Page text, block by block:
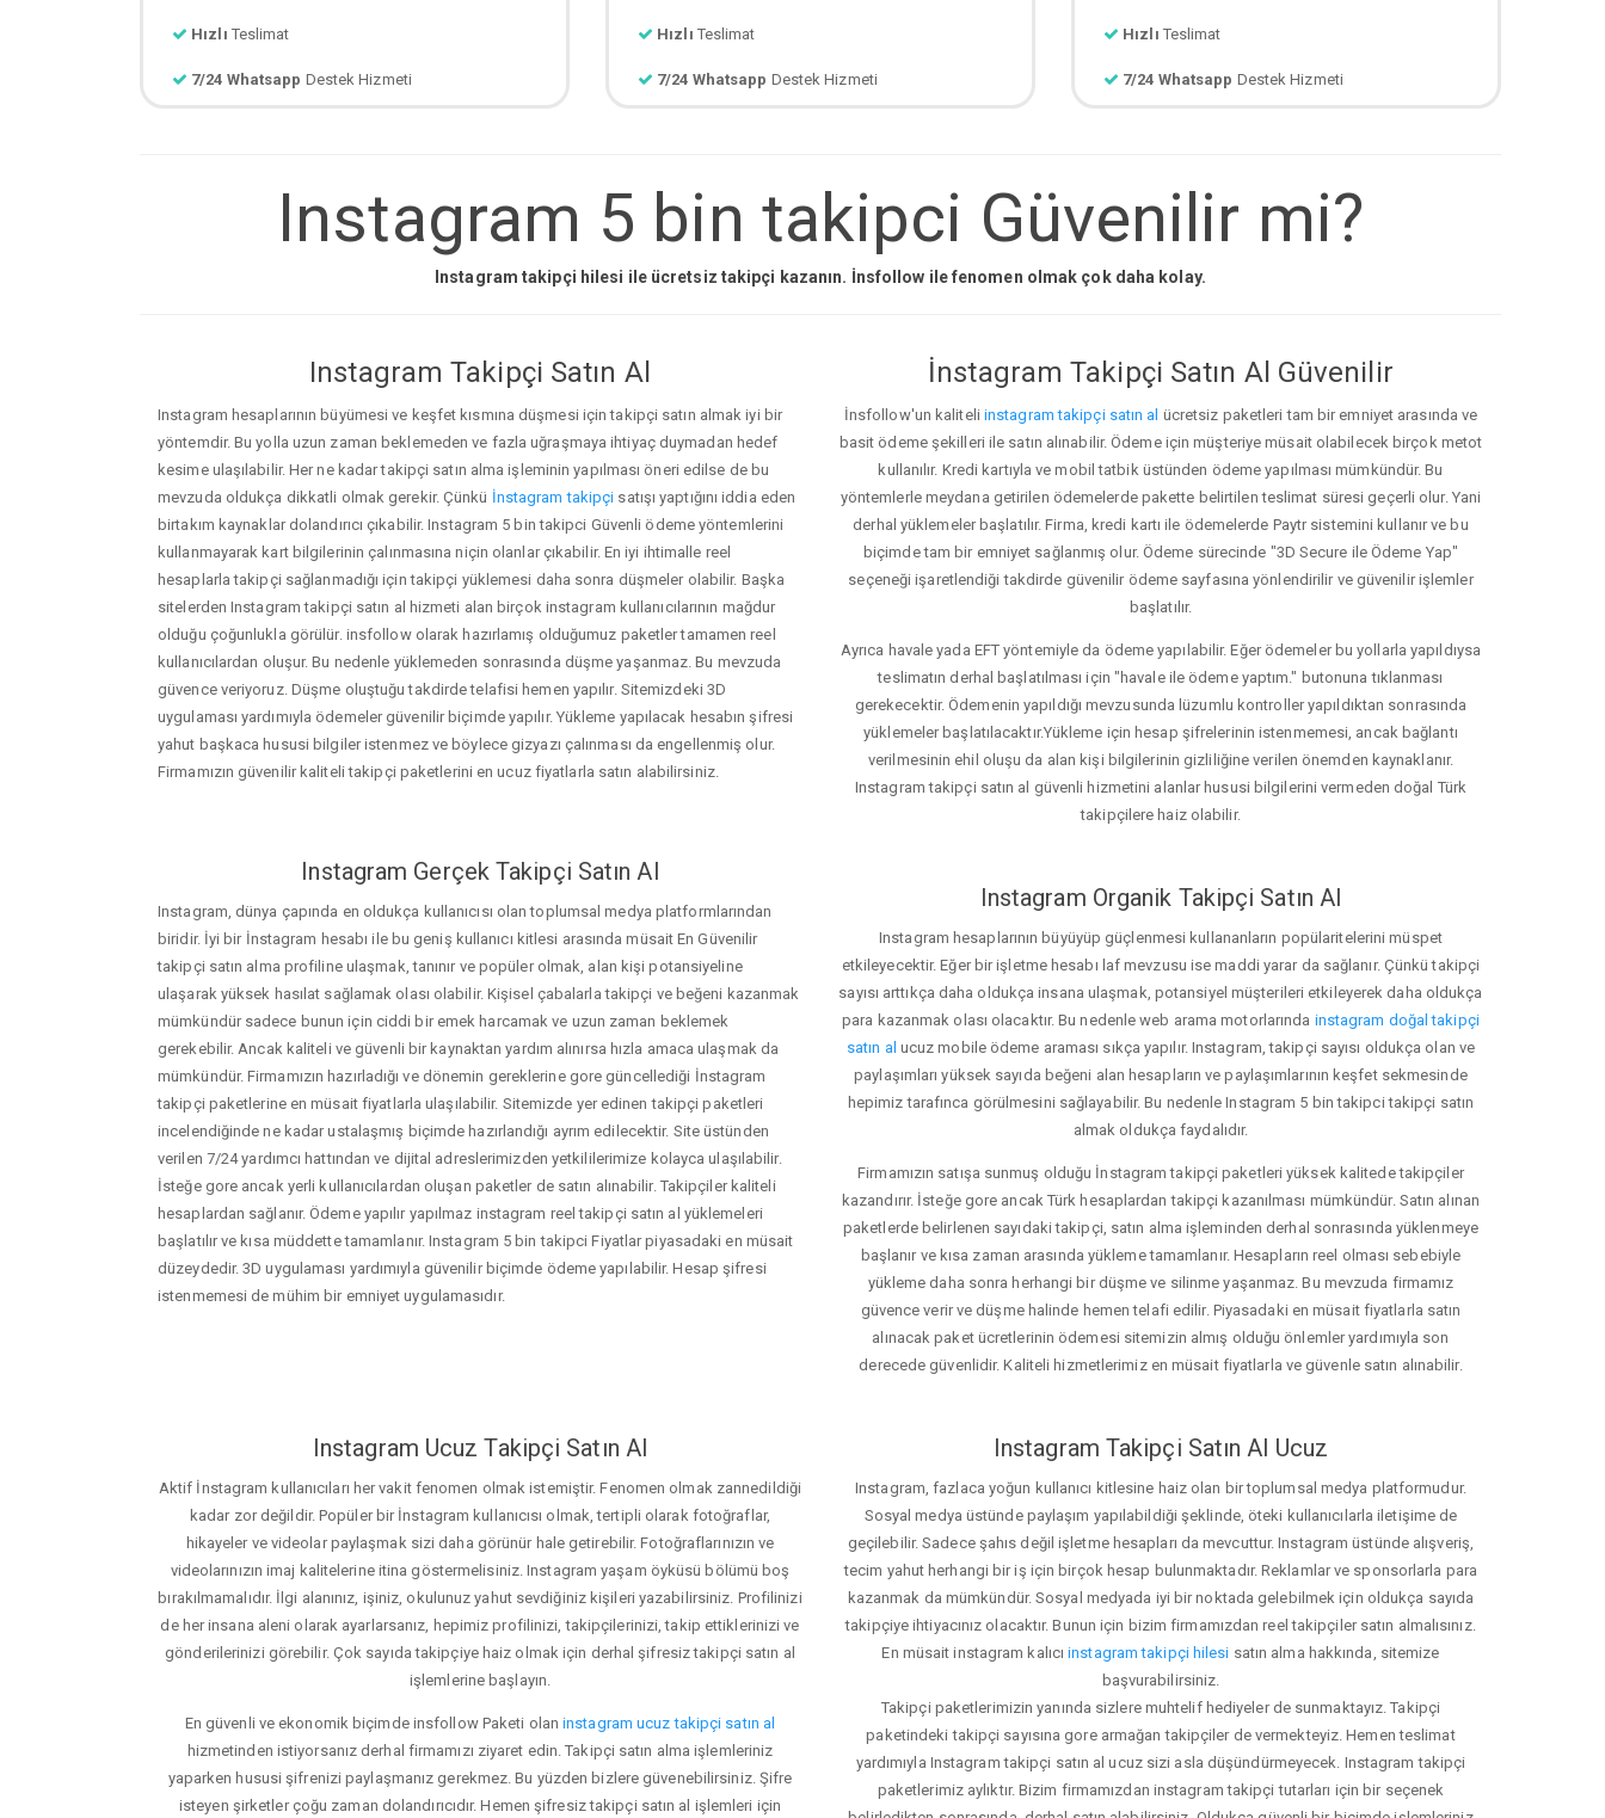
Hızlı Teslimat
7/24 Whatsapp Destek Hizmeti
Hızlı Teslimat
7/24 Whatsapp Destek Hizmeti
Hızlı Teslimat
7/24 Whatsapp Destek Hizmeti
Instagram 5 bin takipci Güvenilir mi?
Instagram takipçi hilesi ile ücretsiz takipçi kazanın. İnsfollow ile fenomen olmak çok daha kolay.
Instagram Takipçi Satın Al
Instagram hesaplarının büyümesi ve keşfet kısmına düşmesi için takipçi satın almak iyi bir
yöntemdir. Bu yolla uzun zaman beklemeden ve fazla uğraşmaya ihtiyaç duymadan hedef
kesime ulaşılabilir. Her ne kadar takipçi satın alma işleminin yapılması öneri edilse de bu
mevzuda oldukça dikkatli olmak gerekir. Çünkü İnstagram takipçi satışı yaptığını iddia eden
birtakım kaynaklar dolandırıcı çıkabilir. Instagram 5 bin takipci Güvenli ödeme yöntemlerini
kullanmayarak kart bilgilerinin çalınmasına niçin olanlar çıkabilir. En iyi ihtimalle reel
hesaplarla takipçi sağlanmadığı için takipçi yüklemesi daha sonra düşmeler olabilir. Başka
sitelerden Instagram takipçi satın al hizmeti alan birçok instagram kullanıcılarının mağdur
olduğu çoğunlukla görülür. insfollow olarak hazırlamış olduğumuz paketler tamamen reel
kullanıcılardan oluşur. Bu nedenle yüklemeden sonrasında düşme yaşanmaz. Bu mevzuda
güvence veriyoruz. Düşme oluştuğu takdirde telafisi hemen yapılır. Sitemizdeki 3D
uygulaması yardımıyla ödemeler güvenilir biçimde yapılır. Yükleme yapılacak hesabın şifresi
yahut başkaca hususi bilgiler istenmez ve böylece gizyazı çalınması da engellenmiş olur.
Firmamızın güvenilir kaliteli takipçi paketlerini en ucuz fiyatlarla satın alabilirsiniz.
İnstagram Takipçi Satın Al Güvenilir
İnsfollow'un kaliteli instagram takipçi satın al ücretsiz paketleri tam bir emniyet arasında ve
basit ödeme şekilleri ile satın alınabilir. Ödeme için müşteriye müsait olabilecek birçok metot
kullanılır. Kredi kartıyla ve mobil tatbik üstünden ödeme yapılması mümkündür. Bu
yöntemlerle meydana getirilen ödemelerde pakette belirtilen teslimat süresi geçerli olur. Yani
derhal yüklemeler başlatılır. Firma, kredi kartı ile ödemelerde Paytr sistemini kullanır ve bu
biçimde tam bir emniyet sağlanmış olur. Ödeme sürecinde "3D Secure ile Ödeme Yap"
seçeneği işaretlendiği takdirde güvenilir ödeme sayfasına yönlendirilir ve güvenilir işlemler
başlatılır.
Ayrıca havale yada EFT yöntemiyle da ödeme yapılabilir. Eğer ödemeler bu yollarla yapıldıysa
teslimatın derhal başlatılması için "havale ile ödeme yaptım." butonuna tıklanması
gerekecektir. Ödemenin yapıldığı mevzusunda lüzumlu kontroller yapıldıktan sonrasında
yüklemeler başlatılacaktır.Yükleme için hesap şifrelerinin istenmemesi, ancak bağlantı
verilmesinin ehil oluşu da alan kişi bilgilerinin gizliliğine verilen önemden kaynaklanır.
Instagram takipçi satın al güvenli hizmetini alanlar hususi bilgilerini vermeden doğal Türk
takipçilere haiz olabilir.
Instagram Gerçek Takipçi Satın Al
Instagram, dünya çapında en oldukça kullanıcısı olan toplumsal medya platformlarından
biridir. İyi bir İnstagram hesabı ile bu geniş kullanıcı kitlesi arasında müsait En Güvenilir
takipçi satın alma profiline ulaşmak, tanınır ve popüler olmak, alan kişi potansiyeline
ulaşarak yüksek hasılat sağlamak olası olabilir. Kişisel çabalarla takipçi ve beğeni kazanmak
mümkündür sadece bunun için ciddi bir emek harcamak ve uzun zaman beklemek
gerekebilir. Ancak kaliteli ve güvenli bir kaynaktan yardım alınırsa hızla amaca ulaşmak da
mümkündür. Firmamızın hazırladığı ve dönemin gereklerine gore güncellediği İnstagram
takipçi paketlerine en müsait fiyatlarla ulaşılabilir. Sitemizde yer edinen takipçi paketleri
incelendiğinde ne kadar ustalaşmış biçimde hazırlandığı ayrım edilecektir. Site üstünden
verilen 7/24 yardımcı hattından ve dijital adreslerimizden yetkililerimize kolayca ulaşılabilir.
İsteğe gore ancak yerli kullanıcılardan oluşan paketler de satın alınabilir. Takipçiler kaliteli
hesaplardan sağlanır. Ödeme yapılır yapılmaz instagram reel takipçi satın al yüklemeleri
başlatılır ve kısa müddette tamamlanır. Instagram 5 bin takipci Fiyatlar piyasadaki en müsait
düzeydedir. 3D uygulaması yardımıyla güvenilir biçimde ödeme yapılabilir. Hesap şifresi
istenmemesi de mühim bir emniyet uygulamasıdır.
Instagram Organik Takipçi Satın Al
Instagram hesaplarının büyüyüp güçlenmesi kullananların popülaritelerini müspet
etkileyecektir. Eğer bir işletme hesabı laf mevzusu ise maddi yarar da sağlanır. Çünkü takipçi
sayısı arttıkça daha oldukça insana ulaşmak, potansiyel müşterileri etkileyerek daha oldukça
para kazanmak olası olacaktır. Bu nedenle web arama motorlarında instagram doğal takipçi
satın al ucuz mobile ödeme araması sıkça yapılır. Instagram, takipçi sayısı oldukça olan ve
paylaşımları yüksek sayıda beğeni alan hesapların ve paylaşımlarının keşfet sekmesinde
hepimiz tarafınca görülmesini sağlayabilir. Bu nedenle Instagram 5 bin takipci takipçi satın
almak oldukça faydalıdır.
Firmamızın satışa sunmuş olduğu İnstagram takipçi paketleri yüksek kalitede takipçiler
kazandırır. İsteğe gore ancak Türk hesaplardan takipçi kazanılması mümkündür. Satın alınan
paketlerde belirlenen sayıdaki takipçi, satın alma işleminden derhal sonrasında yüklenmeye
başlanır ve kısa zaman arasında yükleme tamamlanır. Hesapların reel olması sebebiyle
yükleme daha sonra herhangi bir düşme ve silinme yaşanmaz. Bu mevzuda firmamız
güvence verir ve düşme halinde hemen telafi edilir. Piyasadaki en müsait fiyatlarla satın
alınacak paket ücretlerinin ödemesi sitemizin almış olduğu önlemler yardımıyla son
derecede güvenlidir. Kaliteli hizmetlerimiz en müsait fiyatlarla ve güvenle satın alınabilir.
Instagram Ucuz Takipçi Satın Al
Aktif İnstagram kullanıcıları her vakit fenomen olmak istemiştir. Fenomen olmak zannedildiği
kadar zor değildir. Popüler bir İnstagram kullanıcısı olmak, tertipli olarak fotoğraflar,
hikayeler ve videolar paylaşmak sizi daha görünür hale getirebilir. Fotoğraflarınızın ve
videolarınızın imaj kalitelerine itina göstermelisiniz. Instagram yaşam öyküsü bölümü boş
bırakılmamalıdır. İlgi alanınız, işiniz, okulunuz yahut sevdiğiniz kişileri yazabilirsiniz. Profilinizi
de her insana aleni olarak ayarlarsanız, hepimiz profilinizi, takipçilerinizi, takip ettiklerinizi ve
gönderilerinizi görebilir. Çok sayıda takipçiye haiz olmak için derhal şifresiz takipçi satın al
işlemlerine başlayın.
En güvenli ve ekonomik biçimde insfollow Paketi olaninstagram ucuz takipçi satın al
hizmetinden istiyorsanız derhal firmamızı ziyaret edin. Takipçi satın alma işlemleriniz
yaparken hususi şifrenizi paylaşmanız gerekmez. Bu yüzden bizlere güvenebilirsiniz. Şifre
isteyen şirketler çoğu zaman dolandırıcıdır. Hemen şifresiz takipçi satın al işlemleri için
Instagram Takipçi Satın Al Ucuz
Instagram, fazlaca yoğun kullanıcı kitlesine haiz olan bir toplumsal medya platformudur.
Sosyal medya üstünde paylaşım yapılabildiği şeklinde, öteki kullanıcılarla iletişime de
geçilebilir. Sadece şahıs değil işletme hesapları da mevcuttur. Instagram üstünde alışveriş,
tecim yahut herhangi bir iş için birçok hesap bulunmaktadır. Reklamlar ve sponsorlarla para
kazanmak da mümkündür. Sosyal medyada iyi bir noktada gelebilmek için oldukça sayıda
takipçiye ihtiyacınız olacaktır. Bunun için bizim firmamızdan reel takipçiler satın almalısınız.
En müsait instagram kalıcıinstagram takipçi hilesi satın alma hakkında, sitemize
başvurabilirsiniz.
Takipçi paketlerimizin yanında sizlere muhtelif hediyeler de sunmaktayız. Takipçi
paketindeki takipçi sayısına gore armağan takipçiler de vermekteyiz. Hemen teslimat
yardımıyla Instagram takipçi satın al ucuz sizi asla düşündürmeyecek. Instagram takipçi
paketlerimiz aylıktır. Bizim firmamızdan instagram takipçi tutarları için bir seçenek